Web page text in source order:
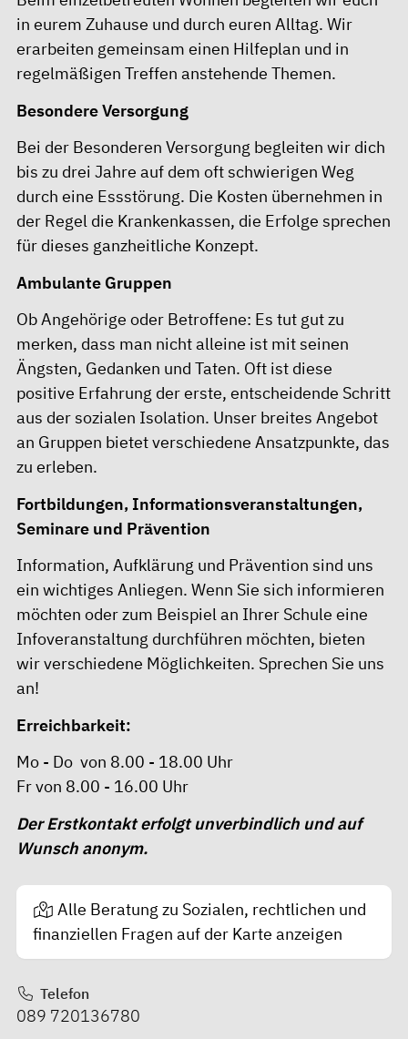
in eurem Zuhause und durch euren Alltag. Wir
erarbeiten gemeinsam einen Hilfeplan und in
regelmäßigen Treffen anstehende Themen.
Besondere Versorgung
Bei der Besonderen Versorgung begleiten wir dich
bis zu drei Jahre auf dem oft schwierigen Weg
durch eine Essstörung. Die Kosten übernehmen in
der Regel die Krankenkassen, die Erfolge sprechen
für dieses ganzheitliche Konzept.
Ambulante Gruppen
Ob Angehörige oder Betroffene: Es tut gut zu
merken, dass man nicht alleine ist mit seinen
Ängsten, Gedanken und Taten. Oft ist diese
positive Erfahrung der erste, entscheidende Schritt
aus der sozialen Isolation. Unser breites Angebot
an Gruppen bietet verschiedene Ansatzpunkte, das
zu erleben.
Fortbildungen, Informationsveranstaltungen,
Seminare und Prävention
Information, Aufklärung und Prävention sind uns
ein wichtiges Anliegen. Wenn Sie sich informieren
möchten oder zum Beispiel an Ihrer Schule eine
Infoveranstaltung durchführen möchten, bieten
wir verschiedene Möglichkeiten. Sprechen Sie uns
an!
Erreichbarkeit:
Mo - Do von 8.00 - 18.00 Uhr
Fr von 8.00 - 16.00 Uhr
Der Erstkontakt erfolgt unverbindlich und auf
Wunsch anonym.
Alle Beratung zu Sozialen, rechtlichen und
finanziellen Fragen auf der Karte anzeigen
Telefon
089 720136780